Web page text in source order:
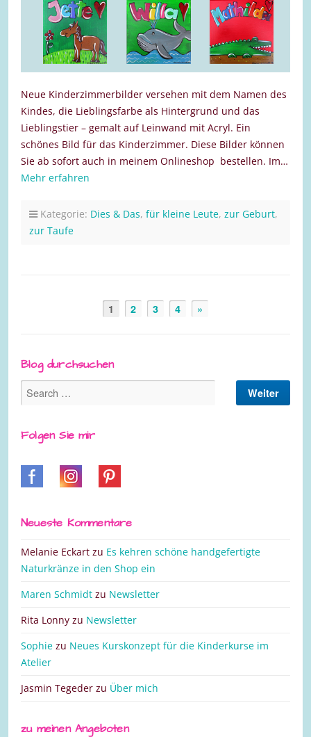
Neue Kinderzimmerbilder versehen mit dem Namen des
Kindes, die Lieblingsfarbe als Hintergrund und das
Lieblingstier – gemalt auf Leinwand mit Acryl. Ein
schönes Bild für das Kinderzimmer. Diese Bilder können
Sie ab sofort auch in meinem Onlineshop bestellen. Im…
Mehr erfahren
Kategorie: Dies & Das, für kleine Leute, zur Geburt,
zur Taufe
1 2 3 4 »
Blog durchsuchen
Folgen Sie mir
Neueste Kommentare
Melanie Eckart zu Es kehren schöne handgefertigte
Naturkränze in den Shop ein
Maren Schmidt zu Newsletter
Rita Lonny zu Newsletter
Sophie zu Neues Kurskonzept für die Kinderkurse im
Atelier
Jasmin Tegeder zu Über mich
zu meinen Angeboten